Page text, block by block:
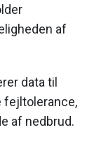
af
data til
fejltolerance,
af nedbrud.